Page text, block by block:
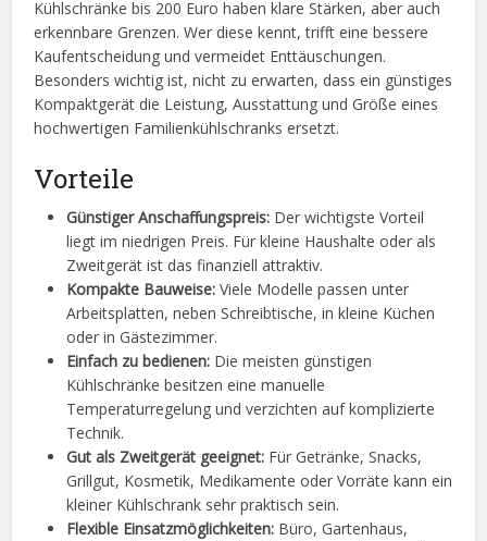
Kühlschränke bis 200 Euro haben klare Stärken, aber auch
erkennbare Grenzen. Wer diese kennt, trifft eine bessere
Kaufentscheidung und vermeidet Enttäuschungen.
Besonders wichtig ist, nicht zu erwarten, dass ein günstiges
Kompaktgerät die Leistung, Ausstattung und Größe eines
hochwertigen Familienkühlschranks ersetzt.
Vorteile
Günstiger Anschaffungspreis: Der wichtigste Vorteil
liegt im niedrigen Preis. Für kleine Haushalte oder als
Zweitgerät ist das finanziell attraktiv.
Kompakte Bauweise: Viele Modelle passen unter
Arbeitsplatten, neben Schreibtische, in kleine Küchen
oder in Gästezimmer.
Einfach zu bedienen: Die meisten günstigen
Kühlschränke besitzen eine manuelle
Temperaturregelung und verzichten auf komplizierte
Technik.
Gut als Zweitgerät geeignet: Für Getränke, Snacks,
Grillgut, Kosmetik, Medikamente oder Vorräte kann ein
kleiner Kühlschrank sehr praktisch sein.
Flexible Einsatzmöglichkeiten: Büro, Gartenhaus,